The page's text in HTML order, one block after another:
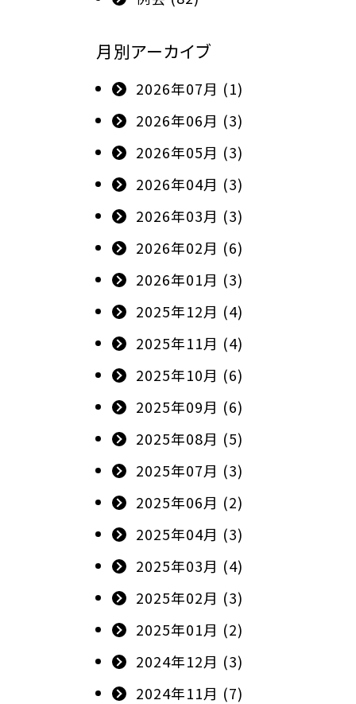
月別アーカイブ
2026年07月 (1)
2026年06月 (3)
2026年05月 (3)
2026年04月 (3)
2026年03月 (3)
2026年02月 (6)
2026年01月 (3)
2025年12月 (4)
2025年11月 (4)
2025年10月 (6)
2025年09月 (6)
2025年08月 (5)
2025年07月 (3)
2025年06月 (2)
2025年04月 (3)
2025年03月 (4)
2025年02月 (3)
2025年01月 (2)
2024年12月 (3)
2024年11月 (7)